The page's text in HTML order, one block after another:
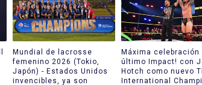
Mundial de lacrosse
femenino 2026 (Tokio,
Japón) - Estados Unidos
invencibles, ya son
Máxima celebración
último Impact! con
Hotch como nuevo
International